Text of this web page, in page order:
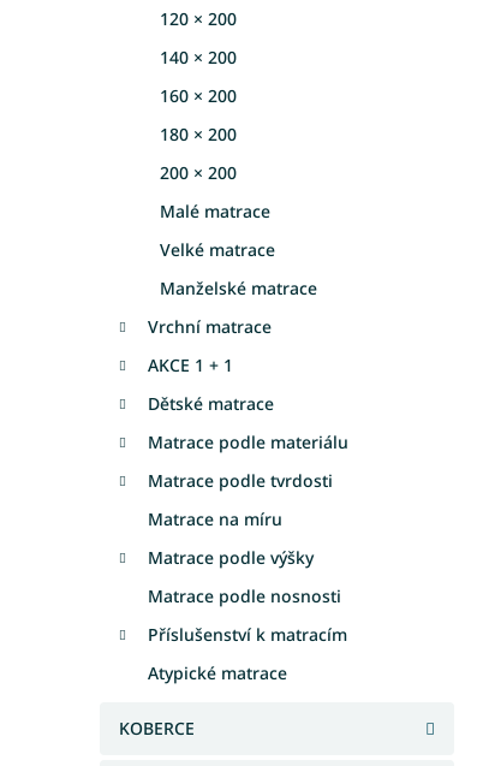
120 × 200
140 × 200
160 × 200
180 × 200
200 × 200
Malé matrace
Velké matrace
Manželské matrace
Vrchní matrace
AKCE 1 + 1
Dětské matrace
Matrace podle materiálu
Matrace podle tvrdosti
Matrace na míru
Matrace podle výšky
Matrace podle nosnosti
Příslušenství k matracím
Atypické matrace
KOBERCE